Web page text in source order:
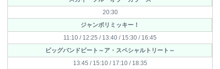
20:30
ジャンボリミッキー！
11:10 / 12:25 / 13:40 / 15:30 / 16:45
ビッグバンドビート～ア・スペシャルトリート～
13:45 / 15:10 / 17:10 / 18:35